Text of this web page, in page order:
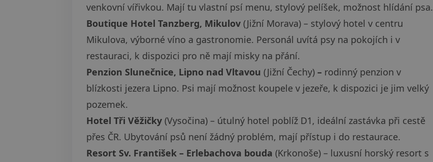
venkovní vířivkou. Mají tu vlastní psí menu, stylový pelíšek, možnost hlídání psa.
Boutique Hotel Tanzberg, Mikulov (Jižní Morava) – stylový hotel v centru
Mikulova, výborné víno a gastronomie. Personál uvítá psy na pokojích i v
restauraci, k dispozici pro ně mají misky na přání.
Penzion Slunečnice, Lipno nad Vltavou (Jižní Čechy) – rodinný penzion v
blízkosti jezera Lipno. Psi mají možnost koupele v jezeře, k dispozici je jim velký
pozemek.
Hotel Tři Věžičky (Vysočina) – útulný hotel poblíž D1, ideální zastávka při cestě
přes ČR. Ubytování psů není žádný problém, mají přístup i do restaurace.
Resort Sv. František – Erlebachova bouda (Krkonoše) – luxusní horský resort s